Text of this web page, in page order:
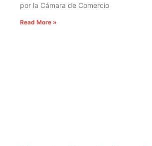
por la Cámara de Comercio
Read More »